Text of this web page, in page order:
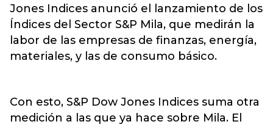
Jones Indices anunció el lanzamiento de los
Índices del Sector S&P Mila, que medirán la
labor de las empresas de finanzas, energía,
materiales, y las de consumo básico.
Con esto, S&P Dow Jones Indices suma otra
medición a las que ya hace sobre Mila. El